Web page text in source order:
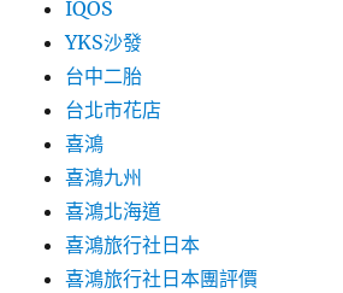
IQOS
YKS沙發
台中二胎
台北市花店
喜鴻
喜鴻九州
喜鴻北海道
喜鴻旅行社日本
喜鴻旅行社日本團評價